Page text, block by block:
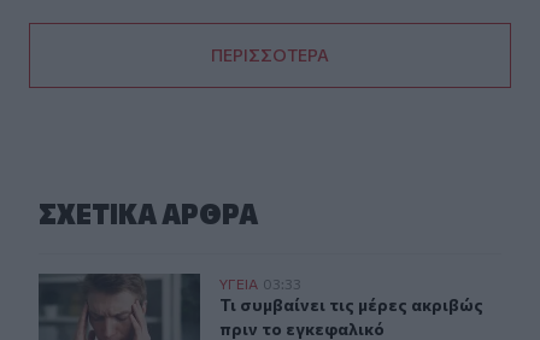
ΠΕΡΙΣΣΟΤΕΡΑ
ΣΧΕΤΙΚA AΡΘΡΑ
Τι συμβαίνει τις μέρες ακριβώς πριν το εγκεφαλικό
ΥΓΕΙΑ 03:33
Τι συμβαίνει τις μέρες ακριβώς
Τι συμβαίνει τις μέρες ακριβώς
πριν το εγκεφαλικό